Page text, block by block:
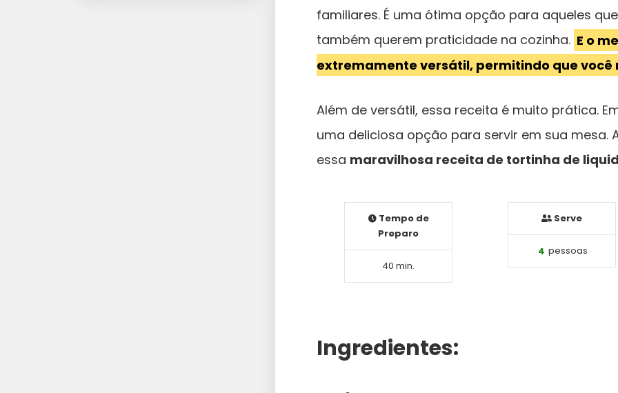
familiares. É uma ótima opção para aqueles
também querem praticidade na cozinha. E o
extremamente versátil, permitindo que você
Além de versátil, essa receita é muito prática.
uma deliciosa opção para servir em sua mesa.
essa maravilhosa receita de tortinha de
Tempo de
Preparo
40 min.
Serve
4 pessoas
Ingredientes: